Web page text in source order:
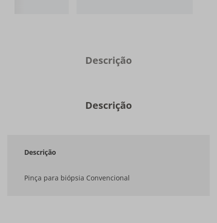
Descrição
Descrição
Descrição
Pinça para biópsia Convencional